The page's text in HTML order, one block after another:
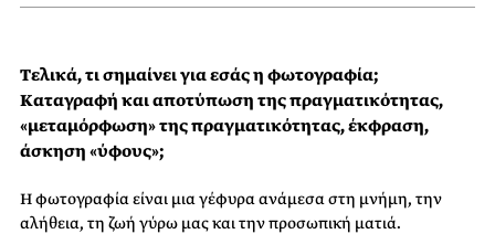
Τελικά, τι σημαίνει για εσάς η φωτογραφία;
Καταγραφή και αποτύπωση της πραγματικότητας,
«μεταμόρφωση» της πραγματικότητας, έκφραση,
άσκηση «ύφους»;
Η φωτογραφία είναι μια γέφυρα ανάμεσα στη μνήμη, την
αλήθεια, τη ζωή γύρω μας και την προσωπική ματιά.